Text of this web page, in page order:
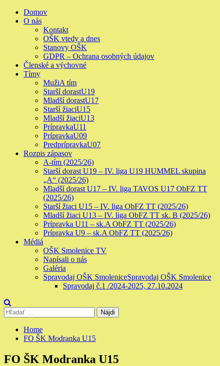
Skip
Primary
Menu
Domov
O nás
Kontakt
OŠK vtedy a dnes
Stanovy OŠK
GDPR – Ochrana osobných údajov
Členské a výchovné
Tímy
MužiA tím
Starší dorastU19
Mladší dorastU17
Starší žiaciU15
Mladší žiaciU13
PrípravkaU11
PrípravkaU09
PredprípravkaU07
Rozpis zápasov
A-tím (2025/26)
Starší dorast U19 – IV. liga U19 HUMMEL skupina
„A“ (2025/26)
Mladší dorast U17 – IV. liga TAVOS U17 ObFZ TT
(2025/26)
Starší žiaci U15 – IV. liga ObFZ TT (2025/26)
Mladší žiaci U13 – IV. liga ObFZ TT sk. B (2025/26)
Prípravka U11 – sk.A ObFZ TT (2025/26)
Prípravka U9 – sk.A ObFZ TT (2025/26)
Médiá
OŠK Smolenice TV
Napísali o nás
Galéria
Spravodaj OŠK SmoleniceSpravodaj OŠK Smolenice
Spravodaj č.1 /2024-2025, 27.10.2024
Hľadať:
Home
FO ŠK Modranka U15
FO ŠK Modranka U15